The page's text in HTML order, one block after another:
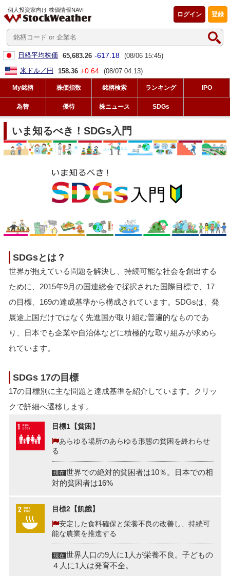
個人投資家向け 株価情報NAVI
登録
ログイン
日経平均株価 65,683.26 -617.18 (08/06 15:45)
米ドル／円
158.36 +0.64 (08/07 04:13)
My銘柄 株価指数 銘柄検索 ランキング IPO
為替 優待 株ニュース SDGs